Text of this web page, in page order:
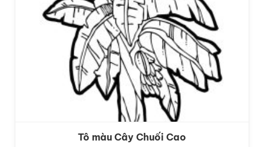
Tô màu Cây Chuối Cao